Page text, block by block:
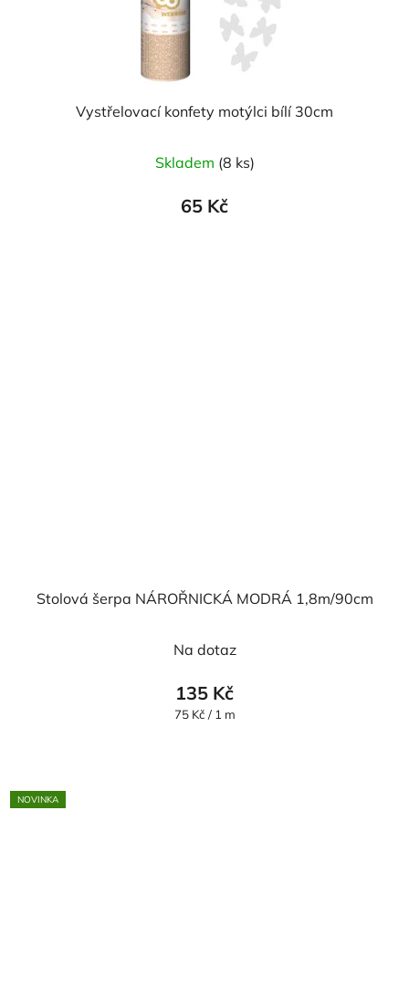
Vystřelovací konfety motýlci bílí 30cm
Skladem (8 ks)
65 Kč
Stolová šerpa NÁROŘNICKÁ MODRÁ 1,8m/90cm
Na dotaz
135 Kč
Měrná
75 Kč / 1 m
NOVINKA